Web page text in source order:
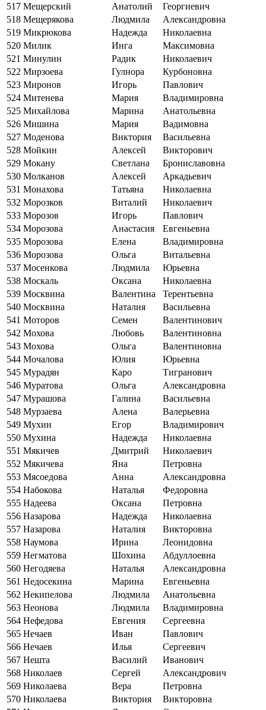
517 Мещерский Анатолий
Георгиевич
518 Мещерякова Людмила
Александровна
519 Микрюкова Надежда
Николаевна
520 Милик Инга
Максимовна
521 Минулин Радик
Николаевич
522 Мирзоева Гулнора
Курбоновна
523 Миронов Игорь
Павлович
524 Митенева Мария
Владимировна
525 Михайлова Марина
Анатольевна
526 Мишина Мария
Вадимовна
527 Моденова Виктория
Васильевна
528 Мойкин Алексей
Викторович
529 Мокану Светлана
Брониславовна
530 Молканов Алексей
Аркадьевич
531 Монахова Татьяна
Николаевна
532 Морозков Виталий
Николаевич
533 Морозов Игорь
Павлович
534 Морозова Анастасия
Евгеньевна
535 Морозова Елена
Владимировна
536 Морозова Ольга
Витальевна
537 Мосенкова Людмила
Юрьевна
538 Москаль Оксана
Николаевна
539 Москвина Валентина
Терентьевна
540 Москвина Наталия
Васильевна
541 Моторов Семен
Валентинович
542 Мохова Любовь
Валентиновна
543 Мохова Ольга
Валентиновна
544 Мочалова Юлия
Юрьевна
545 Мурадян Каро
Тигранович
546 Муратова Ольга
Александровна
547 Мурашова Галина
Васильевна
548 Мурзаева Алена
Валерьевна
549 Мухин Егор
Владимирович
550 Мухина Надежда
Николаевна
551 Мякичев Дмитрий
Николаевич
552 Мякичева Яна
Петровна
553 Мясоедова Анна
Александровна
554 Набокова Наталья
Федоровна
555 Надеева Оксана
Петровна
556 Назарова Надежда
Николаевна
557 Назарова Наталия
Викторовна
558 Наумова Ирина
Леонидовна
559 Негматова Шохина
Абдуллоевна
560 Негодяева Наталья
Александровна
561 Недосекина Марина
Евгеньевна
562 Некипелова Людмила
Анатольевна
563 Неонова Людмила
Владимировна
564 Нефедова Евгения
Сергеевна
565 Нечаев Иван
Павлович
566 Нечаев Илья
Сергеевич
567 Нешта Василий
Иванович
568 Николаев Сергей
Александрович
569 Николаева Вера
Петровна
570 Николаева Виктория
Викторовна